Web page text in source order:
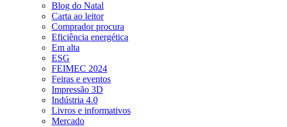
Blog do Natal
Carta ao leitor
Comprador procura
Eficiência energética
Em alta
ESG
FEIMEC 2024
Feiras e eventos
Impressão 3D
Indústria 4.0
Livros e informativos
Mercado